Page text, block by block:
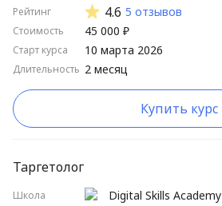
Рейтинг
Стоимость
Старт курса
Длительность
4.6 5 отзывов
45 000 ₽
2 месяц
10 марта 2026
Купить курс
Таргетолог
Школа
Digital Skills Academy